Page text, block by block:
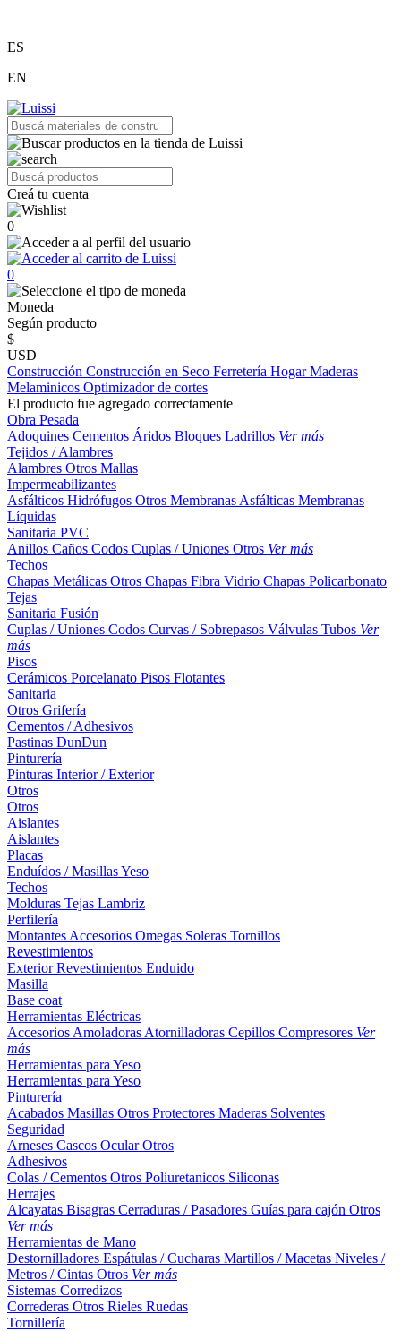
ES
EN
Creá tu cuenta
0
0
Moneda
Según producto
$
USD
Construcción Construcción en Seco Ferretería HogarMaderas
Melaminicos Optimizador de cortes
El producto fue agregado correctamente
Obra Pesada
Adoquines Cementos Áridos Bloques Ladrillos Ver más
Tejidos / Alambres
Alambres Otros Mallas
Impermeabilizantes
Asfálticos Hidrófugos Otros Membranas Asfálticas Membranas
Líquidas
Sanitaria PVC
Anillos Caños Codos Cuplas / Uniones Otros Ver más
Techos
Chapas Metálicas Otros Chapas Fibra Vidrio Chapas Policarbonato
Tejas
Sanitaria Fusión
Cuplas / Uniones Codos Curvas / Sobrepasos Válvulas Tubos Ver
más
Pisos
Cerámicos Porcelanato Pisos Flotantes
Sanitaria
Otros Grifería
Cementos / Adhesivos
Pastinas DunDun
Pinturería
Pinturas Interior / Exterior
Otros
Otros
Aislantes
Aislantes
Placas
Enduídos / MasillasYeso
Techos
Molduras Tejas Lambriz
Perfilería
Montantes Accesorios Omegas Soleras Tornillos
Revestimientos
ExteriorRevestimientos Enduido
Masilla
Base coat
Herramientas Eléctricas
Accesorios Amoladoras Atornilladoras Cepillos Compresores Ver
más
Herramientas para Yeso
Herramientas para Yeso
Pinturería
Acabados Masillas Otros Protectores Maderas Solventes
Seguridad
Arneses Cascos OcularOtros
Adhesivos
Colas / Cementos Otros Poliuretanicos Siliconas
Herrajes
Alcayatas Bisagras Cerraduras / Pasadores Guías para cajón Otros
Ver más
Herramientas de Mano
Destornilladores Espátulas / Cucharas Martillos / Macetas Niveles /
Metros / Cintas Otros Ver más
Sistemas Corredizos
Correderas Otros Rieles Ruedas
Tornillería